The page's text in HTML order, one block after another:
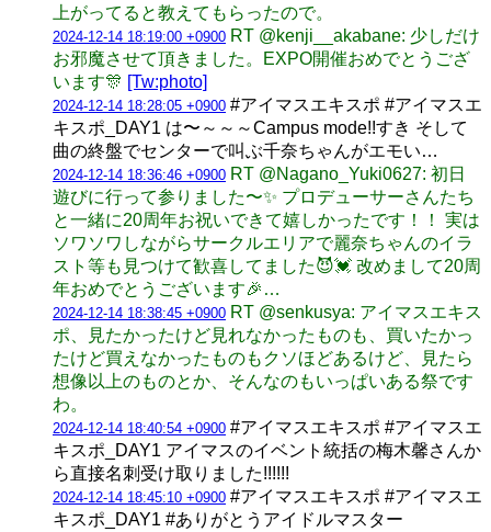
上がってると教えてもらったので。
2024-12-14 18:19:00 +0900 RT @kenji__akabane: 少しだけ
お邪魔させて頂きました。EXPO開催おめでとうござ
います🎊 [Tw:photo]
2024-12-14 18:28:05 +0900 #アイマスエキスポ #アイマスエ
キスポ_DAY1 は〜～～～Campus mode!!すき そして
曲の終盤でセンターで叫ぶ千奈ちゃんがエモい…
2024-12-14 18:36:46 +0900 RT @Nagano_Yuki0627: 初日
遊びに行って参りました〜✨ プロデューサーさんたち
と一緒に20周年お祝いできて嬉しかったです！！ 実は
ソワソワしながらサークルエリアで麗奈ちゃんのイラ
スト等も見つけて歓喜してました😈💓 改めまして20周
年おめでとうございます🎉…
2024-12-14 18:38:45 +0900 RT @senkusya: アイマスエキス
ポ、見たかったけど見れなかったものも、買いたかっ
たけど買えなかったものもクソほどあるけど、見たら
想像以上のものとか、そんなのもいっぱいある祭です
わ。
2024-12-14 18:40:54 +0900 #アイマスエキスポ #アイマスエ
キスポ_DAY1 アイマスのイベント統括の梅木馨さんか
ら直接名刺受け取りました!!!!!!
2024-12-14 18:45:10 +0900 #アイマスエキスポ #アイマスエ
キスポ_DAY1 #ありがとうアイドルマスター